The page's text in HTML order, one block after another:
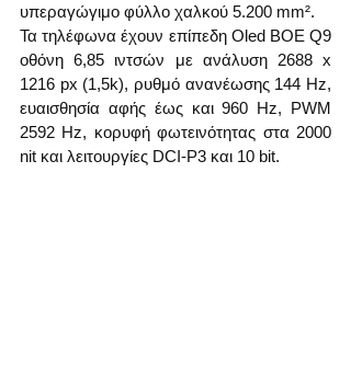
υπεραγώγιμο φύλλο χαλκού 5.200 mm².
Τα τηλέφωνα έχουν επίπεδη Oled BOE Q9
οθόνη 6,85 ιντσών με ανάλυση 2688 x
1216 px (1,5k), ρυθμό ανανέωσης 144 Hz,
ευαισθησία αφής έως και 960 Hz, PWM
2592 Hz, κορυφή φωτεινότητας στα 2000
nit και λειτουργίες DCI-P3 και 10 bit.